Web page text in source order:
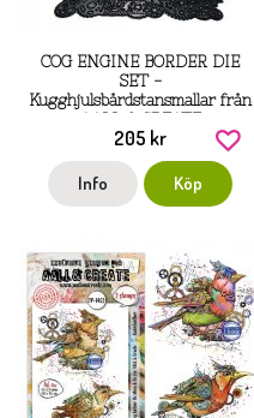
COG ENGINE BORDER DIE
SET -
Kugghjulsbårdstansmallar från
205 kr
Info Köp